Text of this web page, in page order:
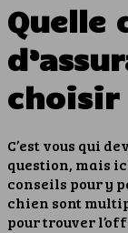
Quelle
choisir
C’est vous qui
question, mais
conseils pour y
chien sont
pour trouver